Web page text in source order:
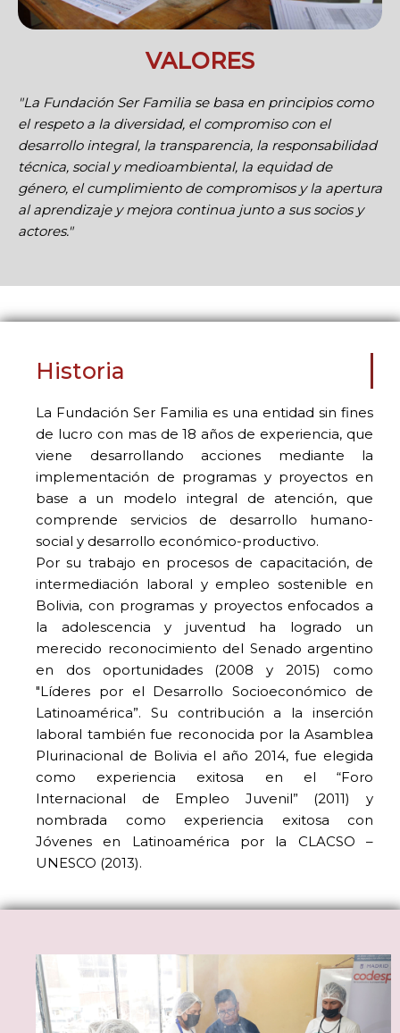
VALORES
"La Fundación Ser Familia se basa en principios como
el respeto a la diversidad, el compromiso con el
desarrollo integral, la transparencia, la responsabilidad
técnica, social y medioambiental, la equidad de
género, el cumplimiento de compromisos y la apertura
al aprendizaje y mejora continua junto a sus socios y
actores."
Historia
La Fundación Ser Familia es una entidad sin fines
de lucro con mas de 18 años de experiencia, que
viene desarrollando acciones mediante la
implementación de programas y proyectos en
base a un modelo integral de atención, que
comprende servicios de desarrollo humano-
social y desarrollo económico-productivo.
Por su trabajo en procesos de capacitación, de
intermediación laboral y empleo sostenible en
Bolivia, con programas y proyectos enfocados a
la adolescencia y juventud ha logrado un
merecido reconocimiento del Senado argentino
en dos oportunidades (2008 y 2015) como
"Líderes por el Desarrollo Socioeconómico de
Latinoamérica”. Su contribución a la inserción
laboral también fue reconocida por la Asamblea
Plurinacional de Bolivia el año 2014, fue elegida
como experiencia exitosa en el “Foro
Internacional de Empleo Juvenil” (2011) y
nombrada como experiencia exitosa con
Jóvenes en Latinoamérica por la CLACSO –
UNESCO (2013).